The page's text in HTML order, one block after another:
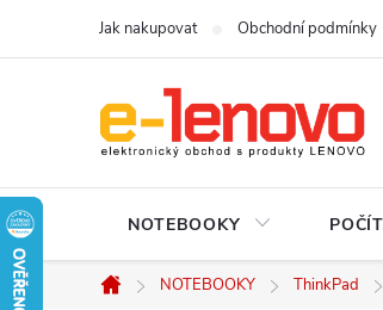
Jak nakupovat Obchodní podmínky
NOTEBOOKY
Domů
NOTEBOOKY ThinkPad